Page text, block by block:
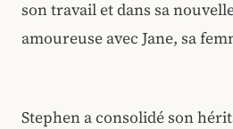
son travail et dans sa
amoureuse avec Jane, sa
Stephen a consolidé son